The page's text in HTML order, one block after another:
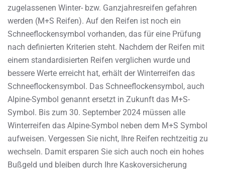
zugelassenen Winter- bzw. Ganzjahresreifen gefahren
werden (M+S Reifen). Auf den Reifen ist noch ein
Schneeflockensymbol vorhanden, das für eine Prüfung
nach definierten Kriterien steht. Nachdem der Reifen mit
einem standardisierten Reifen verglichen wurde und
bessere Werte erreicht hat, erhält der Winterreifen das
Schneeflockensymbol. Das Schneeflockensymbol, auch
Alpine-Symbol genannt ersetzt in Zukunft das M+S-
Symbol. Bis zum 30. September 2024 müssen alle
Winterreifen das Alpine-Symbol neben dem M+S Symbol
aufweisen. Vergessen Sie nicht, Ihre Reifen rechtzeitig zu
wechseln. Damit ersparen Sie sich auch noch ein hohes
Bußgeld und bleiben durch Ihre Kaskoversicherung